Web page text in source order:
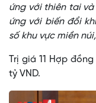
ứng với thiên tai
ứng với biến đổi
số khu vực miền
Trị giá 11 Hợp
tỷ VND.